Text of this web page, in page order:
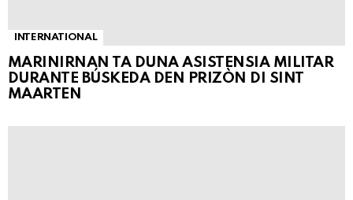
INTERNATIONAL
MARINIRNAN TA DUNA ASISTENSIA MILITAR
DURANTE BÚSKEDA DEN PRIZÒN DI SINT
MAARTEN